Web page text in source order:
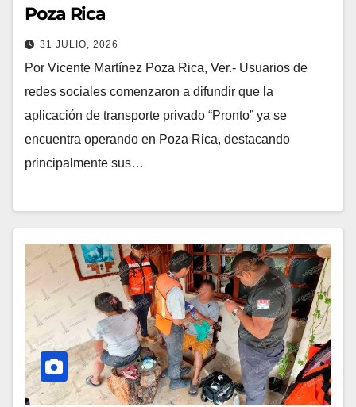
Poza Rica
31 JULIO, 2026
Por Vicente Martínez Poza Rica, Ver.- Usuarios de
redes sociales comenzaron a difundir que la
aplicación de transporte privado “Pronto” ya se
encuentra operando en Poza Rica, destacando
principalmente sus…